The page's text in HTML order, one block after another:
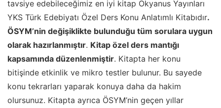
tavsiye edebileceğimiz en iyi kitap Okyanus Yayınları
YKS Türk Edebiyatı Özel Ders Konu Anlatımlı Kitabıdır.
ÖSYM’nin değişiklikte bulunduğu tüm sorulara uygun
olarak hazırlanmıştır. Kitap özel ders mantığı
kapsamında düzenlenmiştir. Kitapta her konu
bitişinde etkinlik ve mikro testler bulunur. Bu sayede
konu tekrarları yaparak konuya daha da hakim
olursunuz. Kitapta ayrıca ÖSYM’nin geçen yıllar